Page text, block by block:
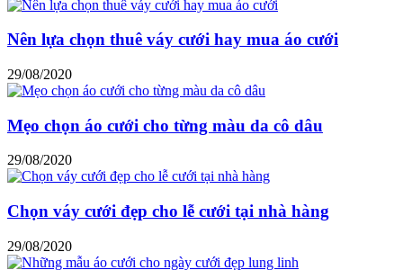
Nên lựa chọn thuê váy cưới hay mua áo cưới
29/08/2020
Mẹo chọn áo cưới cho từng màu da cô dâu
29/08/2020
Chọn váy cưới đẹp cho lễ cưới tại nhà hàng
29/08/2020